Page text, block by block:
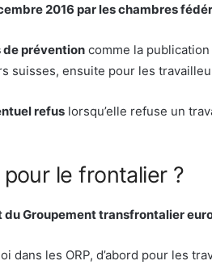
2016 par les chambres
de prévention comme la
suisses, ensuite pour les
refus lorsqu’elle refuse un
le frontalier ?
du Groupement transfrontalier
dans les ORP, d’abord pour les